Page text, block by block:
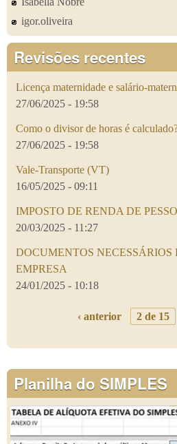
igor.oliveira
Revisões recentes
Licença maternidade e salário-
27/06/2025 - 19:58
Como o divisor de horas é
27/06/2025 - 19:58
Vale-Transporte (VT)
16/05/2025 - 09:11
IMPOSTO DE RENDA DE
20/03/2025 - 11:27
DOCUMENTOS
EMPRESA
24/01/2025 - 10:18
‹ anterior 2 de 15
Planilha do SIMPLES